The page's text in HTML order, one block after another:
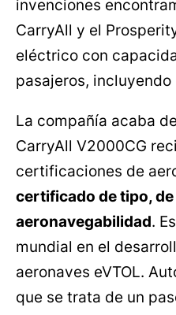
invenciones
CarryAll y el
eléctrico con
pasajeros, incluyendo
La compañía acaba
CarryAll V2000CG
certificaciones de
certificado de tipo,
aeronavegabilidad.
mundial en el
aeronaves eVTOL.
que se trata de un